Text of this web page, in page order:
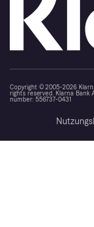
Copyright © 2005-2026
rights reserved. Klarna Bank
number: 556737-0431